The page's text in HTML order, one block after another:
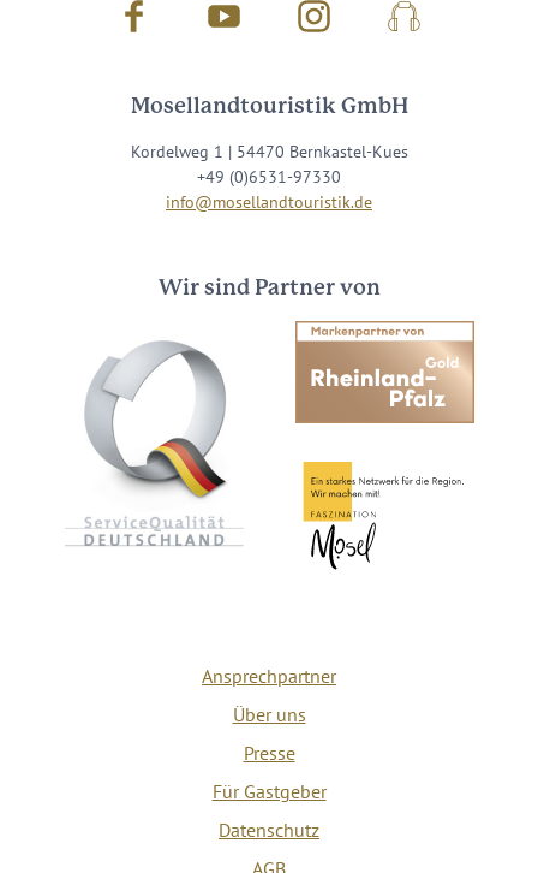
Facebook Youtube InstagramPodcast
Mosellandtouristik GmbH
Kordelweg 1 | 54470 Bernkastel-Kues
+49 (0)6531-97330
info@mosellandtouristik.de
Wir sind Partner von
Ansprechpartner
Über uns
Presse
Für Gastgeber
Datenschutz